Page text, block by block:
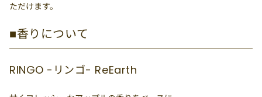
ただけます。
■香りについて
RINGO -リンゴ- ReEarth